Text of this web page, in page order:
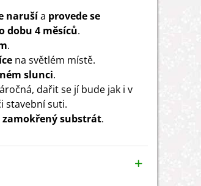
narušía provede se
dobu 4 měsíců.
.
na světlém místě.
slunci.
dařit se jí bude jak i v
stavební suti.
zamokřený substrát.